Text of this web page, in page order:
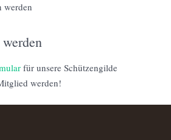
werden
für unsere Schützengilde
werden!